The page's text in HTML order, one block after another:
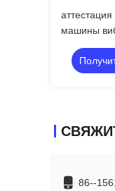
машины
86--